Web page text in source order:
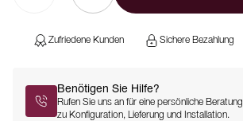
Zufriedene Kunden Sichere Bezahlung
Benötigen Sie Hilfe?
Rufen Sie uns an für eine persönliche Beratung
zu Konfiguration, Lieferung und Installation.